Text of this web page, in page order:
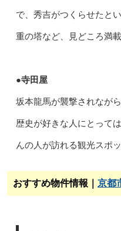
で、秀吉がつくらせたと
重の塔など、見どころ満載
●寺田屋
坂本龍馬が襲撃されなが
歴史が好きな人にとって
んの人が訪れる観光スポッ
おすすめ物件情報｜ 京都